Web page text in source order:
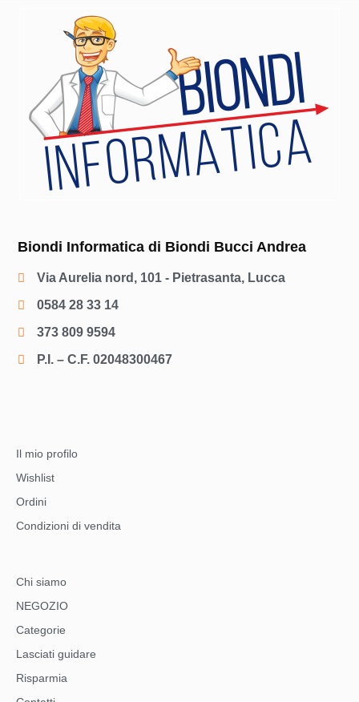
Biondi Informatica di Biondi Bucci Andrea
Via Aurelia nord, 101 - Pietrasanta, Lucca
0584 28 33 14
373 809 9594
P.I. – C.F. 02048300467
Il mio profilo
Wishlist
Ordini
Condizioni di vendita
Chi siamo
NEGOZIO
Categorie
Lasciati guidare
Risparmia